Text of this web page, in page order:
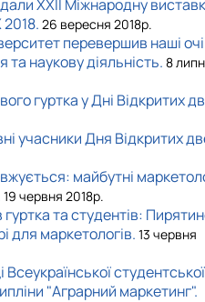
XXII Міжнародну виставк
26 вересня 2018р.
перевершив наші
та наукову діяльність. 8
гуртка у Дні Відкритих дв
учасники Дня Відкритих
майбутні
19 червня 2018р.
та студентів:
для маркетологів. 13 червня
студентської
"Аграрний маркетинг".